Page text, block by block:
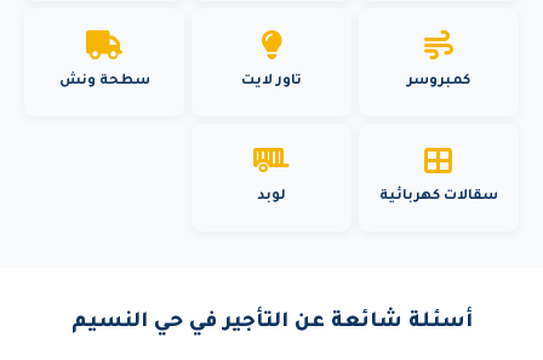
كمبروسر تاور لايت سطحة ونش
سقالات كهربائية لوبد
أسئلة شائعة عن التأجير في حي النسيم